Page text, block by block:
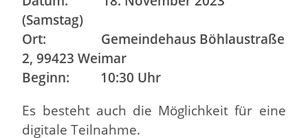
(Samstag)
Ort: Gemeindehaus Böhlaustraße
2, 99423 Weimar
Beginn: 10:30 Uhr
Es besteht auch die Möglichkeit für eine
digitale Teilnahme.